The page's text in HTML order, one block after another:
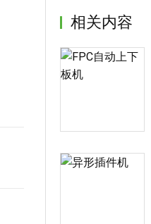
相关内容